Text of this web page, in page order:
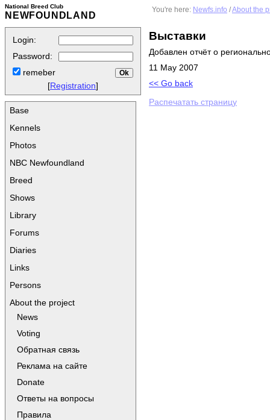
National Breed Club
NEWFOUNDLAND
Login:
Password:
remeber
[Registration]
Base
Kennels
Photos
NBC Newfoundland
Breed
Shows
Library
Forums
Diaries
Links
Persons
About the project
News
Voting
Обратная связь
Реклама на сайте
Donate
Ответы на вопросы
Правила
You're here: Newfs.info /About the
Выставки
Добавлен отчёт о
11 May 2007
<< Go back
Распечатать страницу